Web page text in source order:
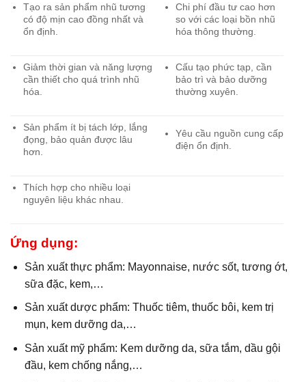
Tạo ra sản phẩm nhũ tương
có độ mịn cao đồng nhất và
ổn định.
Chi phí đầu tư cao hơn
so với các loại bồn nhũ
hóa thông thường.
Giảm thời gian và năng lượng
cần thiết cho quá trình nhũ
hóa.
Cấu tạo phức tạp, cần
bảo trì và bảo dưỡng
thường xuyên.
Sản phẩm ít bị tách lớp, lắng
đọng, bảo quản được lâu
hơn.
Yêu cầu nguồn cung cấp
điện ổn định.
Thích hợp cho nhiều loại
nguyên liệu khác nhau.
Ứng dụng:
Sản xuất thực phẩm: Mayonnaise, nước sốt, tương ớt,
sữa đặc, kem,…
Sản xuất dược phẩm: Thuốc tiêm, thuốc bôi, kem trị
mụn, kem dưỡng da,…
Sản xuất mỹ phẩm: Kem dưỡng da, sữa tắm, dầu gội
đầu, kem chống nắng,…